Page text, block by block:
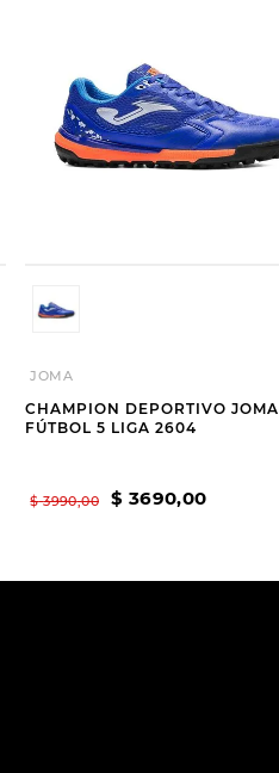
JOMA
CHAMPION DEPORTIVO JOMA
FÚTBOL 5 LIGA 2604
$ 3990,00 $ 3690,00